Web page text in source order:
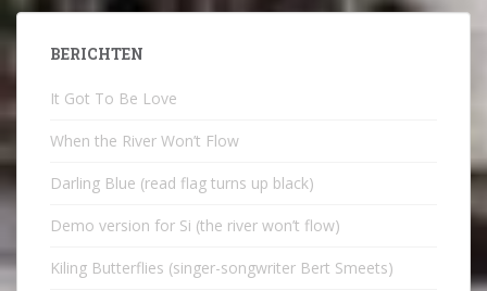
BERICHTEN
It Got To Be Love
When the River Won’t Flow
Darling Blue (read flag turns up black)
Demo version for Si (the river won’t flow)
Kiling Butterflies (singer-songwriter Bert Smeets)